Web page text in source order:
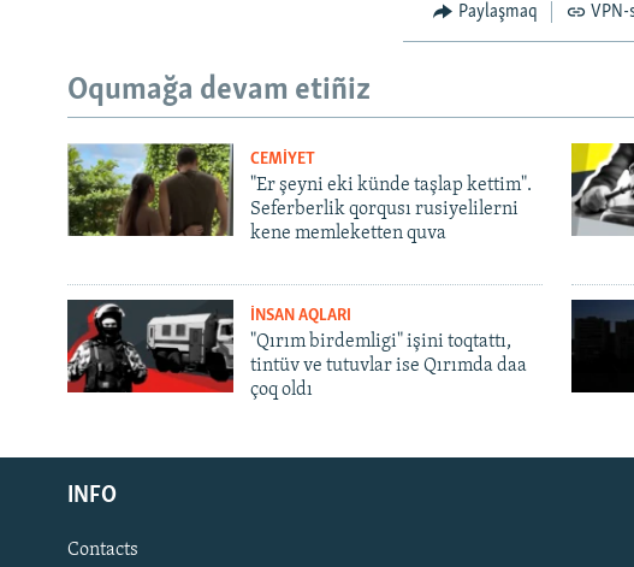
Русский
Українською
QOŞULIÑIZ!
Paylaşmaq VPN-
Oqumağa devam etiñiz
CEMİYET
"Er şeyni eki künde taşlap kettim".
Seferberlik qorqusı rusiyelilerni
kene memleketten quva
İNSAN AQLARI
"Qırım birdemligi" işini toqtattı,
tintüv ve tutuvlar ise Qırımda daa
çoq oldı
INFO
Contacts